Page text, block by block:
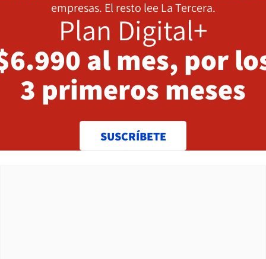
empresas. El resto lee La Tercera.
Plan Digital+
al mes, por
3 primeros meses
SUSCRÍBETE